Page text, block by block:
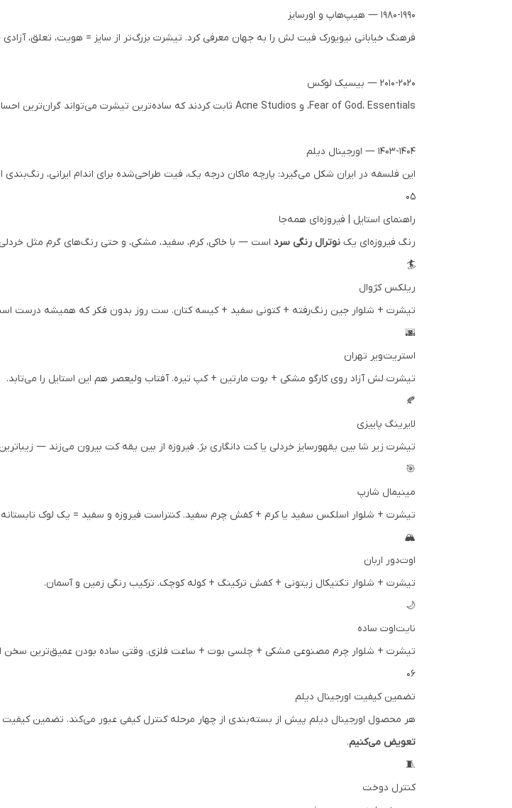
۱۹۸۰-۱۹۹۰ — هیپ‌هاپ و اورسایز
فرهنگ خیابانی نیویورک فیت لش را به جهان معرفی کرد. تیشرت بزرگ‌تر از سایز = هویت، تعلق،
۲۰۱۰-۲۰۲۰ — بیسیک لوکس
Fear of God، Essentials، و Acne Studios ثابت کردند که ساده‌ترین تیشرت می‌تواند گران‌ترین احساس را بدهد — اگر پارچه و فیت درست باشد.
۱۴۰۳-۱۴۰۴ — اورجینال دیلم
این فلسفه در ایران شکل می‌گیرد: پارچه ماکان درجه یک، فیت طراحی‌شده برای اندام ایرانی،
۰۵
راهنمای استایل | فیروزه‌ای همه‌جا
رنگ فیروزه‌ای یک نوترال رنگی سرد است — با خاکی، کرم، سفید، مشکی، و حتی رنگ‌های گرم مثل
🏄
ریلکس کژوال
تیشرت + شلوار جین رنگ‌رفته + کتونی سفید + کیسه کتان. ست روز بدون فکر که همیشه درست
🌆
استریت‌ویر تهران
تیشرت لش آزاد روی کارگو مشکی + بوت مارتین + کپ تیره. آفتاب ولیعصر هم این استایل را می‌تابد.
🍂
لایرینگ پاییزی
تیشرت زیر شا بین یقهورسایز خردلی یا کت دانگاری بژ. فیروزه از بین یقه کت بیرون می‌زند —
🎯
مینیمال شارپ
تیشرت + شلوار اسلکس سفید یا کرم + کفش چرم سفید. کنتراست فیروزه و سفید = یک لوک تابستانه
🏔️
اوت‌دور اربان
تیشرت + شلوار تکتیکال زیتونی + کفش ترکینگ + کوله کوچک. ترکیب رنگی زمین و آسمان.
🌙
نایت‌اوت ساده
تیشرت + شلوار چرم مصنوعی مشکی + چلسی بوت + ساعت فلزی. وقتی ساده بودن عمیق‌ترین سخن
۰۶
تضمین کیفیت اورجینال دیلم
هر محصول اورجینال دیلم پیش از بسته‌بندی از چهار مرحله کنترل کیفی عبور می‌کند. تضمین کیفیت
تعویض می‌کنیم.
🧵
کنترل دوخت